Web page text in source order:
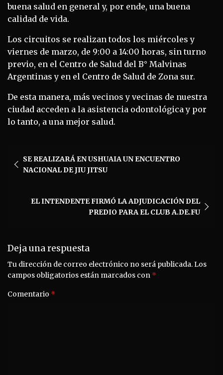
buena salud en general y, por ende, una buena
calidad de vida.
Los circuitos se realizan todos los miércoles y
viernes de marzo, de 9:00 a 14:00 horas, sin turno
previo, en el Centro de Salud del B° Malvinas
Argentinas y en el Centro de Salud de Zona sur.
De esta manera, más vecinos y vecinas de nuestra
ciudad acceden a la asistencia odontológica y por
lo tanto, a una mejor salud.
Navegación
de SE REALIZARÁ EN USHUAIA UN ENCUENTRO
NACIONAL DE JIU JITSU
EL INTENDENTE FIRMÓ LA ADJUDICACIÓN DEL
PREDIO PARA EL CLUB A.DE.FU
Deja una respuesta
Tu dirección de correo electrónico no será publicada.Los
campos obligatorios están marcados con *
Comentario *